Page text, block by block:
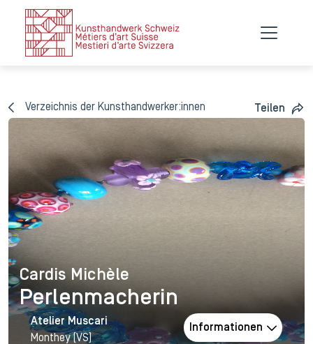
Verzeichnis der Kunsthandwerker:innen Teilen
Cardis Michèle
Cardis Michèle
Perlenmacherin
Atelier Muscari
Monthey (VS)
Informationen